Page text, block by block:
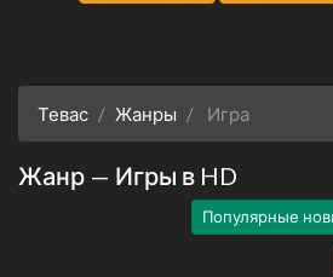
Тевас Жанры Игра
Жанр — Игры в HD
Популярные